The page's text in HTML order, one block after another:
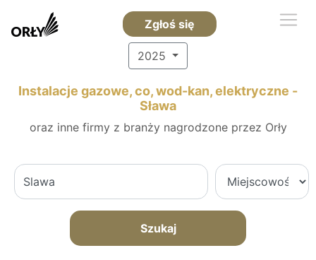
Zgłoś się
2025
Instalacje gazowe, co, wod-kan, elektryczne -
Sława
oraz inne firmy z branży nagrodzone przez Orły
Szukaj